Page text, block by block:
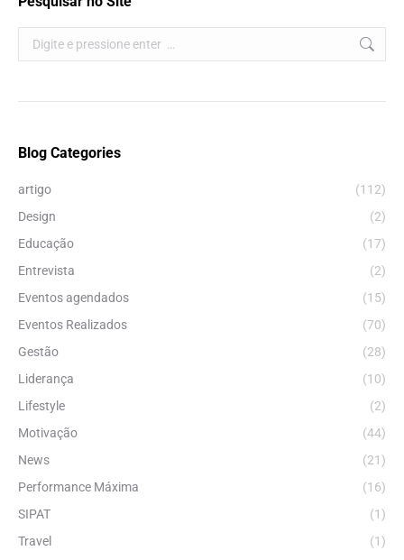
Search:
Blog Categories
artigo
(112)
Design
(2)
Educação
(17)
Entrevista
(2)
Eventos agendados
(15)
Eventos Realizados
(70)
Gestão
(28)
Liderança
(10)
Lifestyle
(2)
Motivação
(44)
News
(21)
Performance Máxima
(16)
SIPAT
(1)
Travel
(1)